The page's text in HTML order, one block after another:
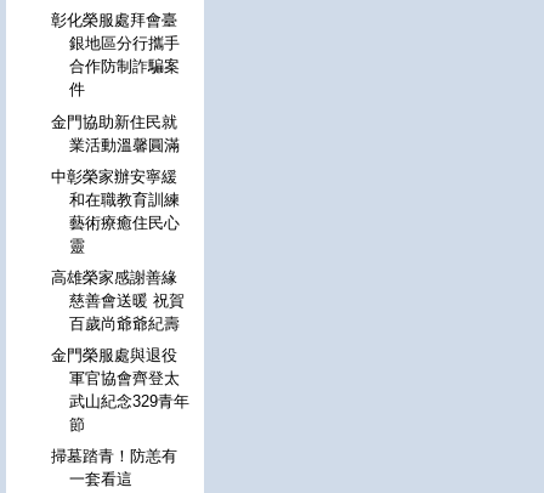
彰化榮服處拜會臺
銀地區分行攜手
合作防制詐騙案
件
金門協助新住民就
業活動溫馨圓滿
中彰榮家辦安寧緩
和在職教育訓練
藝術療癒住民心
靈
高雄榮家感謝善緣
慈善會送暖 祝賀
百歲尚爺爺紀壽
金門榮服處與退役
軍官協會齊登太
武山紀念329青年
節
掃墓踏青！防恙有
一套看這